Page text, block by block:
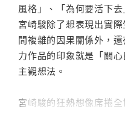
風格」、「為何要活下
宮崎駿除了想表現出實
間複雜的因果關係外，
力作品的印象就是「關
主觀想法。
宮崎駿的狂熱想像席捲全